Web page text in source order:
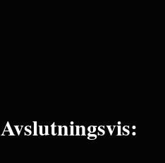
Avslutningsvis: